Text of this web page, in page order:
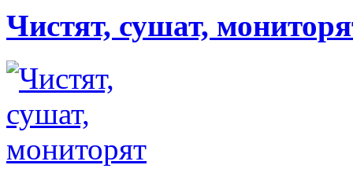
Чистят, сушат,